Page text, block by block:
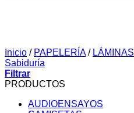
Inicio / PAPELERÍA / LÁMINAS
Sabiduría
Filtrar
PRODUCTOS
AUDIOENSAYOS